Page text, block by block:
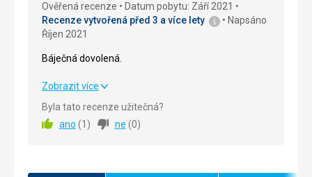
Cena
Ověřená recenze
Datum pobytu: Září 2021
Recenze vytvořená před 3 a více lety
Napsáno
Říjen 2021
Báječná dovolená.
Báječná dovolená.
Strava
Zobrazit více
Byla tato recenze užitečná?
ano (1 ) ne (0)